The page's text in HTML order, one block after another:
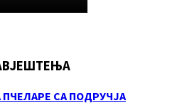
СА ПОДРУЧЈА